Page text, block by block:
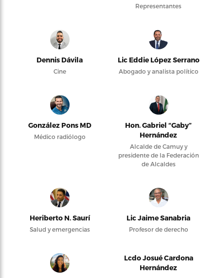
Representantes
Dennis Dávila
Cine
Lic Eddie López Serrano
Abogado y analista político
González Pons MD
Médico radiólogo
Hon. Gabriel “Gaby”
Hernández
Alcalde de Camuy y
presidente de la Federación
de Alcaldes
Heriberto N. Saurí
Salud y emergencias
Lic Jaime Sanabria
Profesor de derecho
Lcdo Josué Cardona
Hernández